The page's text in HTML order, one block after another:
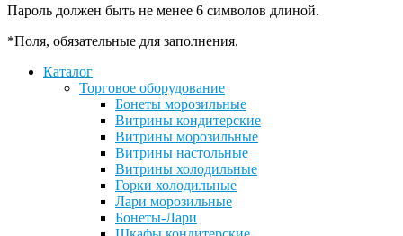
Пароль должен быть не менее 6 символов длиной.
*Поля, обязательные для заполнения.
Каталог
Торговое оборудование
Бонеты морозильные
Витрины кондитерские
Витрины морозильные
Витрины настольные
Витрины холодильные
Горки холодильные
Лари морозильные
Бонеты-Лари